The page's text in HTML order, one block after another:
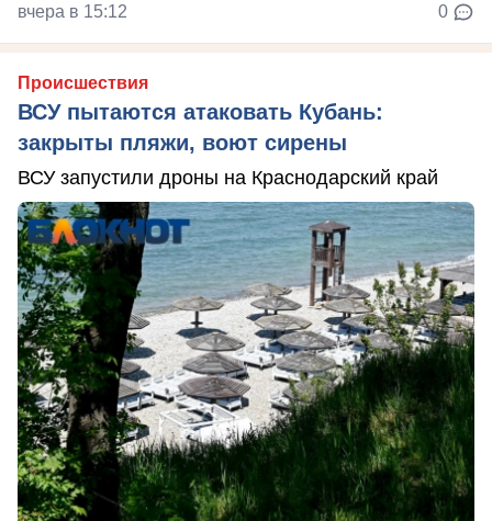
вчера в 15:12 0
Происшествия
ВСУ пытаются атаковать Кубань:
закрыты пляжи, воют сирены
ВСУ запустили дроны на Краснодарский край